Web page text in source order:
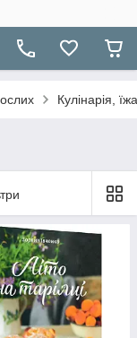
Кулінарія,